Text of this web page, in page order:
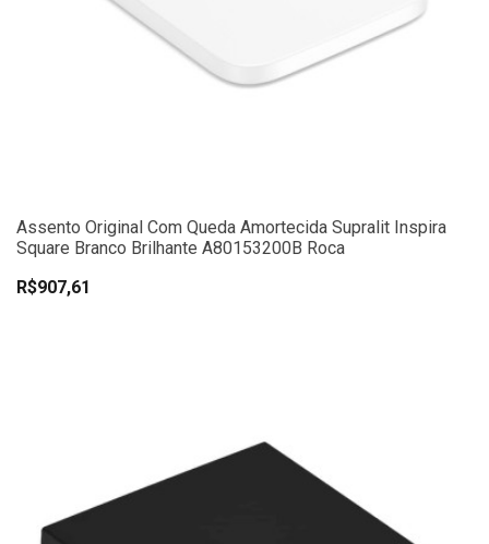
Assento Original Com Queda Amortecida Supralit Inspira
Square Branco Brilhante A80153200B Roca
R$907,61